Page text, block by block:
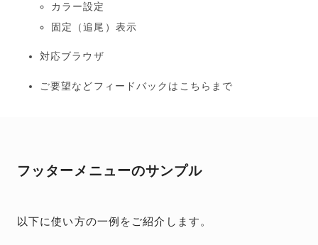
カラー設定
固定（追尾）表示
対応ブラウザ
ご要望などフィードバックはこちらまで
フッターメニューのサンプル
以下に使い方の一例をご紹介します。